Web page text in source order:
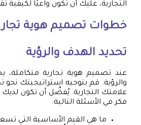
التجارية، عليك أن تكون واعيًا لكيفية
خطوات تصميم هوية
تحديد الهدف والرؤية
عند تصميم هوية تجارية متكاملة،
والرؤية. قم بتوجيه استراتيجيتك نحو
علامتك التجارية. يُفضَّل أن تكون
فكر في الأسئلة التالية:
ما هي القيم الأساسية التي